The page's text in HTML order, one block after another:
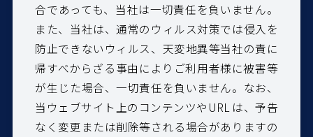
合であっても、当社は一切責任を負いません。
また、当社は、通常のウィルス対策では侵入を
防止できないウィルス、天変地異等当社の責に
帰すべからざる事由によりご利用者様に被害等
が生じた場合、一切責任を負いません。なお、
当ウェブサイト上のコンテンツやURL は、予告
なく変更または削除等される場合がありますの